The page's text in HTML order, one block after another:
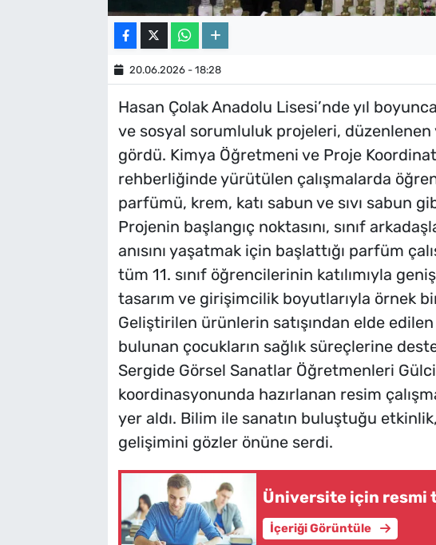
20.06.2026 - 18:28
Hasan Çolak Anadolu Lisesi’nde yıl
ve sosyal sorumluluk projeleri,
gördü. Kimya Öğretmeni ve Proje
rehberliğinde yürütülen çalışmalarda
parfümü, krem, katı sabun ve sıvı sabun
Projenin başlangıç noktasını, sınıf
anısını yaşatmak için başlattığı parfüm
tüm 11. sınıf öğrencilerinin katılımıyla
tasarım ve girişimcilik boyutlarıyla örnek
Geliştirilen ürünlerin satışından elde
bulunan çocukların sağlık süreçlerine
Sergide Görsel Sanatlar Öğretmenleri
koordinasyonunda hazırlanan resim
yer aldı. Bilim ile sanatın buluştuğu
gelişimini gözler önüne serdi.
Üniversite için resmi
İçeriği Görüntüle